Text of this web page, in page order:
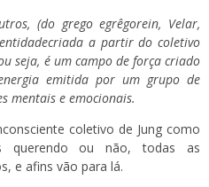
(do gregoegrêgorein, Velar,
a partir do coletivo
seja, é um campo de força criado
emitida por um grupo de
mentais e emocionais.
coletivo de Jung como
querendo ou não, todas as
e afins vão para lá.